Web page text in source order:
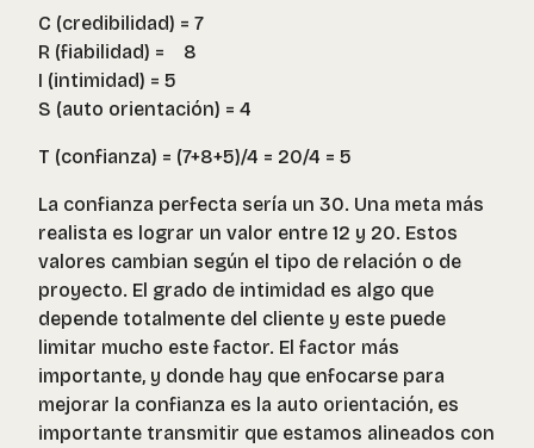
C (credibilidad) = 7
R (fiabilidad) = 8
I (intimidad) = 5
S (auto orientación) = 4
T (confianza) = (7+8+5)/4 = 20/4 = 5
La confianza perfecta sería un 30. Una meta más
realista es lograr un valor entre 12 y 20. Estos
valores cambian según el tipo de relación o de
proyecto. El grado de intimidad es algo que
depende totalmente del cliente y este puede
limitar mucho este factor. El factor más
importante, y donde hay que enfocarse para
mejorar la confianza es la auto orientación, es
importante transmitir que estamos alineados con